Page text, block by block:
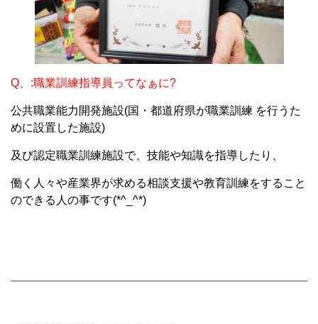
Q、:職業訓練指導員ってなぁに?
公共職業能力開発施設(国・都道府県が職業訓練 を行うた
めに設置した施設)
及び認定職業訓練施設で、技能や知識を指導したり、
働く人々や産業界が求める相談支援や教育訓練をすること
のできる人の事です(*^_^*)